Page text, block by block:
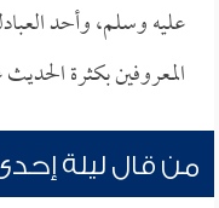
عليه وسلم، وأحد
المعروفين بكثرة
من قال ليلة